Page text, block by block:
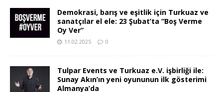
Demokrasi, barış ve eşitlik için Turkuaz ve
sanatçılar el ele: 23 Şubat’ta “Boş Verme
Oy Ver”
11.02.2025 0
Tulpar Events ve Turkuaz e.V. işbirliği ile:
Sunay Akın’ın yeni oyununun ilk gösterimi
Almanya’da